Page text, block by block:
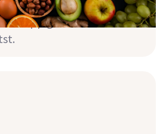
Hilfe von ein paar kleinen
App ganz einfach den